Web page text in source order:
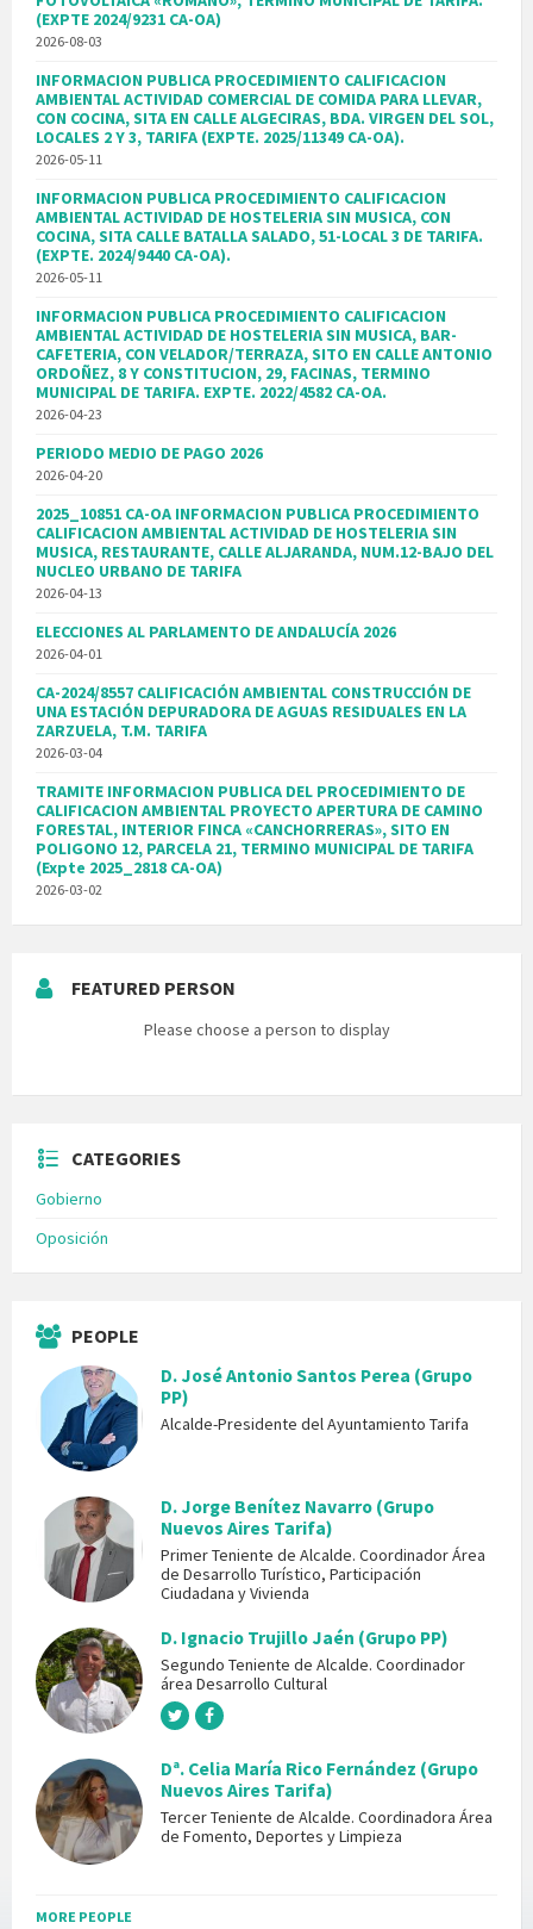
(EXPTE 2024/9231 CA-OA)
2026-08-03
INFORMACION PUBLICA PROCEDIMIENTO CALIFICACION
AMBIENTAL ACTIVIDAD COMERCIAL DE COMIDA PARA LLEVAR,
CON COCINA, SITA EN CALLE ALGECIRAS, BDA. VIRGEN DEL SOL,
LOCALES 2 Y 3, TARIFA (EXPTE. 2025/11349 CA-OA).
2026-05-11
INFORMACION PUBLICA PROCEDIMIENTO CALIFICACION
AMBIENTAL ACTIVIDAD DE HOSTELERIA SIN MUSICA, CON
COCINA, SITA CALLE BATALLA SALADO, 51-LOCAL 3 DE TARIFA.
(EXPTE. 2024/9440 CA-OA).
2026-05-11
INFORMACION PUBLICA PROCEDIMIENTO CALIFICACION
AMBIENTAL ACTIVIDAD DE HOSTELERIA SIN MUSICA, BAR-
CAFETERIA, CON VELADOR/TERRAZA, SITO EN CALLE ANTONIO
ORDOÑEZ, 8 Y CONSTITUCION, 29, FACINAS, TERMINO
MUNICIPAL DE TARIFA. EXPTE. 2022/4582 CA-OA.
2026-04-23
PERIODO MEDIO DE PAGO 2026
2026-04-20
2025_10851 CA-OA INFORMACION PUBLICA PROCEDIMIENTO
CALIFICACION AMBIENTAL ACTIVIDAD DE HOSTELERIA SIN
MUSICA, RESTAURANTE, CALLE ALJARANDA, NUM.12-BAJO DEL
NUCLEO URBANO DE TARIFA
2026-04-13
ELECCIONES AL PARLAMENTO DE ANDALUCÍA 2026
2026-04-01
CA-2024/8557 CALIFICACIÓN AMBIENTAL CONSTRUCCIÓN DE
UNA ESTACIÓN DEPURADORA DE AGUAS RESIDUALES EN LA
ZARZUELA, T.M. TARIFA
2026-03-04
TRAMITE INFORMACION PUBLICA DEL PROCEDIMIENTO DE
CALIFICACION AMBIENTAL PROYECTO APERTURA DE CAMINO
FORESTAL, INTERIOR FINCA «CANCHORRERAS», SITO EN
POLIGONO 12, PARCELA 21, TERMINO MUNICIPAL DE TARIFA
(Expte 2025_2818 CA-OA)
2026-03-02
FEATURED PERSON
Please choose a person to display
CATEGORIES
Gobierno
Oposición
PEOPLE
D. José Antonio Santos Perea (Grupo
PP)
Alcalde-Presidente del Ayuntamiento Tarifa
D. Jorge Benítez Navarro (Grupo
Nuevos Aires Tarifa)
Primer Teniente de Alcalde. Coordinador Área
de Desarrollo Turístico, Participación
Ciudadana y Vivienda
D. Ignacio Trujillo Jaén (Grupo PP)
Segundo Teniente de Alcalde. Coordinador
área Desarrollo Cultural
Dª. Celia María Rico Fernández (Grupo
Nuevos Aires Tarifa)
Tercer Teniente de Alcalde. Coordinadora Área
de Fomento, Deportes y Limpieza
MORE PEOPLE